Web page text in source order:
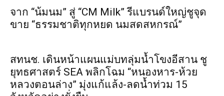
จาก “น้มนม” สู่ “CM Milk” รีแบรนด์ใหญ่ชูจุด
ขาย “ธรรมชาติทุกหยด นมสดสหกรณ์”
สทนช. เดินหน้าแผนแม่บทลุ่มน้ำโขงอีสาน ชู
ยุทธศาสตร์ SEA พลิกโฉม “หนองหาร-ห้วย
หลวงตอนล่าง” มุ่งแก้แล้ง-ลดน้ำท่วม 15